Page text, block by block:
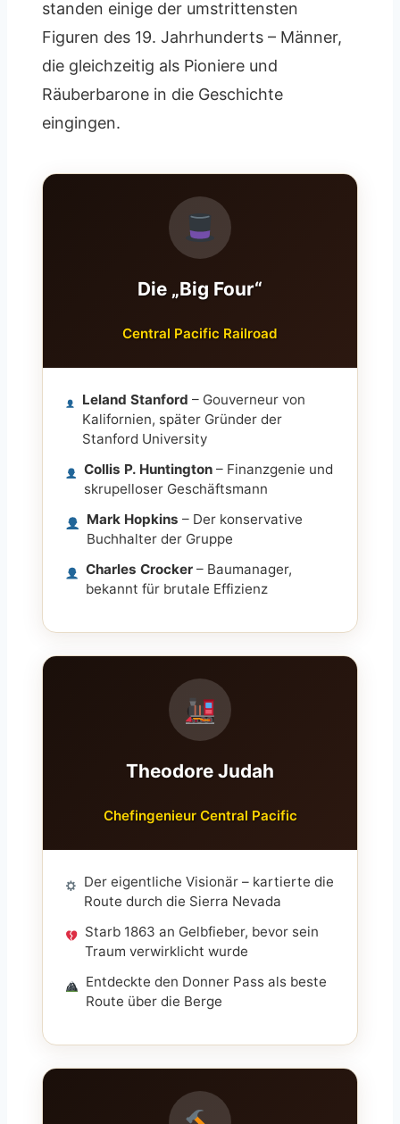
standen einige der umstrittensten
Figuren des 19. Jahrhunderts – Männer,
die gleichzeitig als Pioniere und
Räuberbarone in die Geschichte
eingingen.
Die „Big Four“
Central Pacific Railroad
Leland Stanford – Gouverneur von
Kalifornien, später Gründer der
Stanford University
Collis P. Huntington – Finanzgenie und
skrupelloser Geschäftsmann
Mark Hopkins – Der konservative
Buchhalter der Gruppe
Charles Crocker– Baumanager,
bekannt für brutale Effizienz
Theodore Judah
Chefingenieur Central Pacific
Der eigentliche Visionär – kartierte die
Route durch die Sierra Nevada
Starb 1863 an Gelbfieber, bevor sein
Traum verwirklicht wurde
Entdeckte den Donner Pass als beste
Route über die Berge